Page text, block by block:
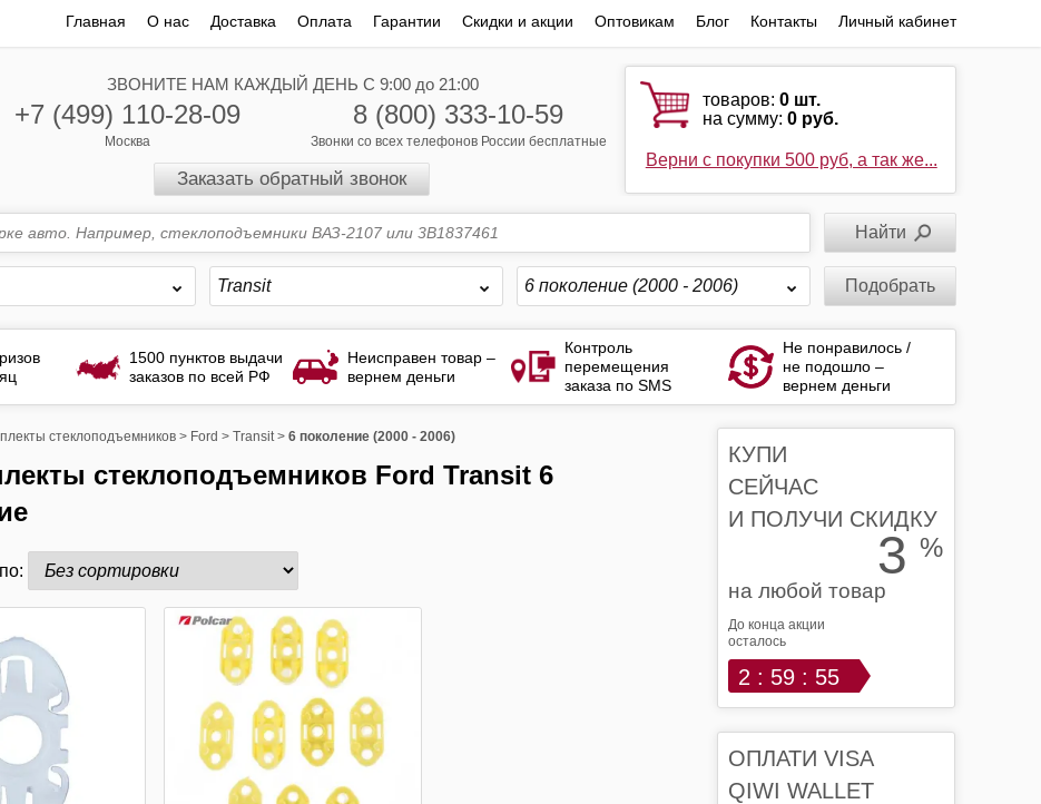
Главная О нас Доставка Оплата Гарантии Скидки и акции Оптовикам Блог Контакты Личный кабинет
ЗВОНИТЕ НАМ КАЖДЫЙ ДЕНЬ С 9:00 до 21:00
+7 (499) 110-28-09
Москва
8 (800) 333-10-59
Звонки со всех телефонов России бесплатные
Заказать обратный звонок
товаров:0 шт.
на сумму:0 руб.
Верни с покупки 500 руб, а так же...
Transit 6 поколение (2000 - 2006) Подобрать
1500 пунктов выдачи
заказов по всей РФ
Неисправен товар –
вернем деньги
Контроль
перемещения
заказа по SMS
Не понравилось /
не подошло –
вернем деньги
стеклоподъемников > Ford > Transit > 6 поколение (2000 - 2006)
КУПИ
СЕЙЧАС
И ПОЛУЧИ СКИДКУ
3 %
на любой товар
До конца акции
осталось
2 : 59 : 54
ОПЛАТИ VISA
QIWI WALLET